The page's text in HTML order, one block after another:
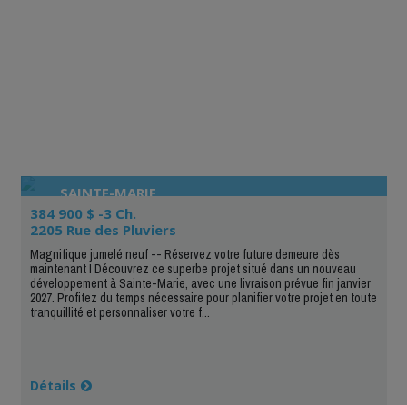
SAINTE-MARIE
384 900 $ -3 Ch.
2205 Rue des Pluviers
Magnifique jumelé neuf -- Réservez votre future demeure dès
maintenant ! Découvrez ce superbe projet situé dans un nouveau
développement à Sainte-Marie, avec une livraison prévue fin janvier
2027. Profitez du temps nécessaire pour planifier votre projet en toute
tranquillité et personnaliser votre f...
Détails